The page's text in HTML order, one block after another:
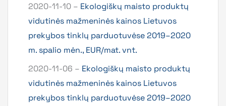
2020-11-10 – Ekologiškų maisto produktų
vidutinės mažmeninės kainos Lietuvos
prekybos tinklų parduotuvėse 2019–2020
m. spalio mėn., EUR/mat. vnt.
2020-11-06 – Ekologiškų maisto produktų
vidutinės mažmeninės kainos Lietuvos
prekybos tinklų parduotuvėse 2019–2020